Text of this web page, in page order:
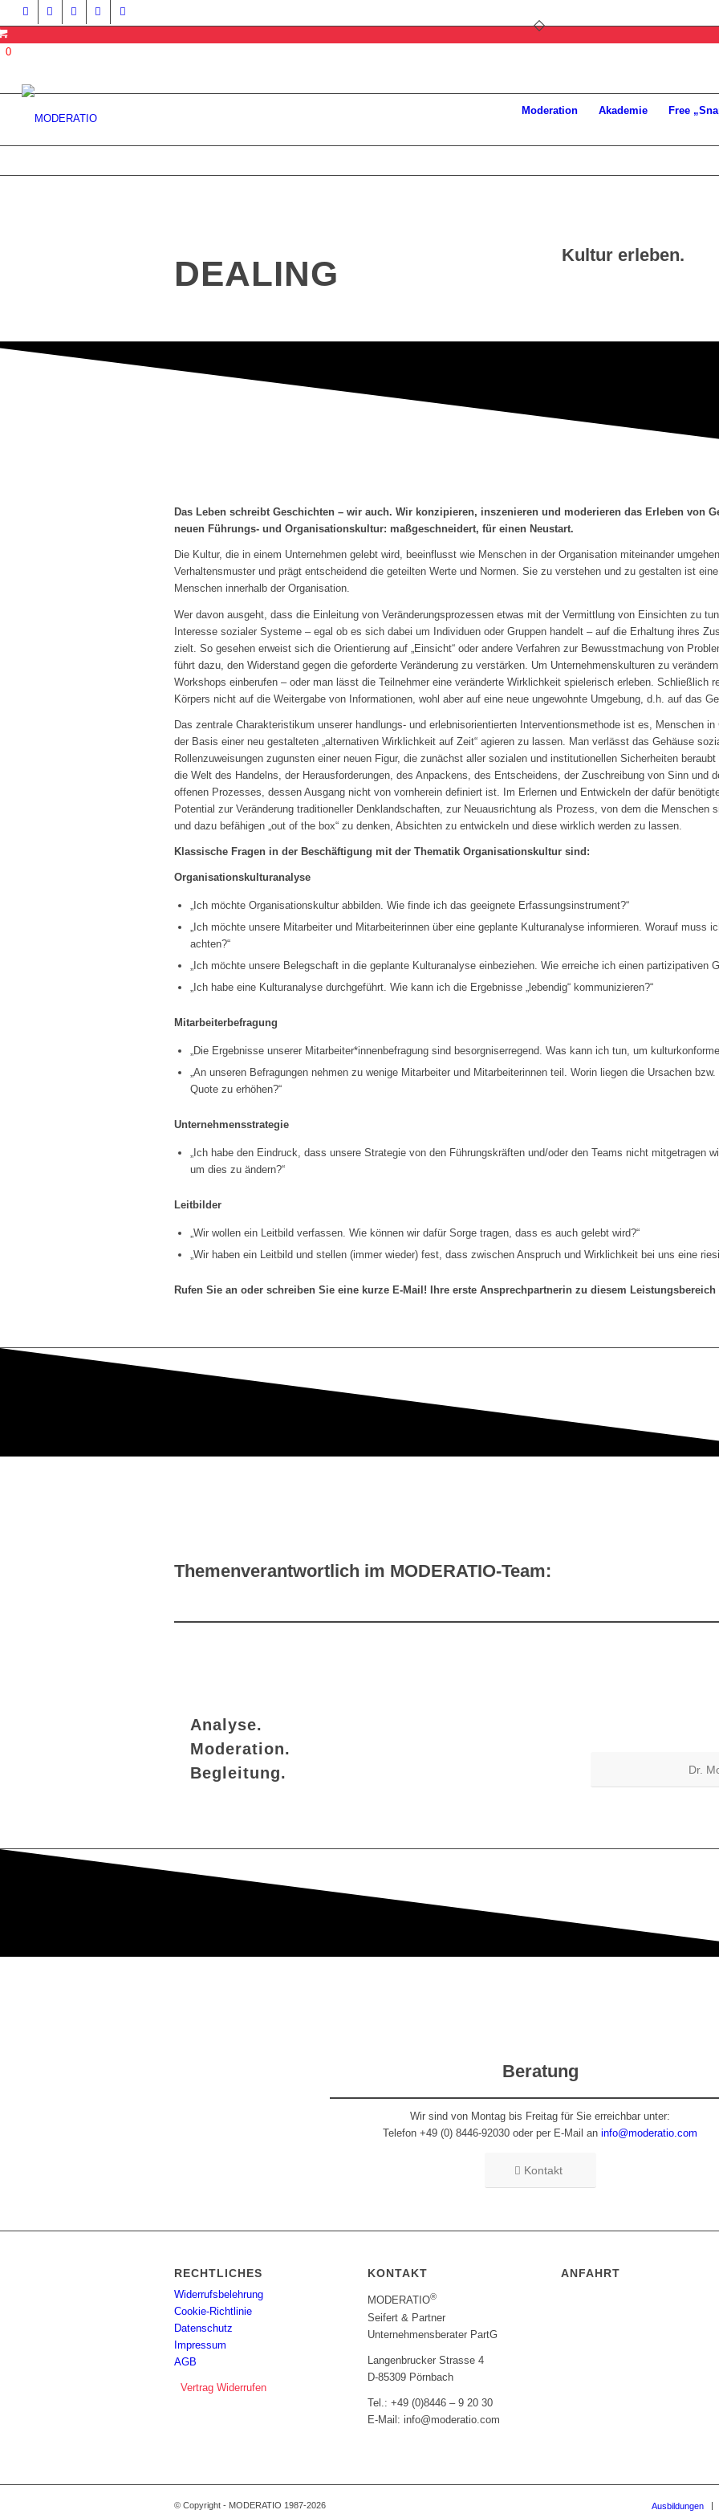
0
Moderation Akademie Free
DEALING
Kultur erleben.
Das Leben schreibt Geschichten – wir auch. Wir konzipieren, inszenieren und moderieren das Erleben von
neuen Führungs- und Organisationskultur: maßgeschneidert, für einen Neustart.
Die Kultur, die in einem Unternehmen gelebt wird, beeinflusst wie Menschen in der Organisation miteinander
Verhaltensmuster und prägt entscheidend die geteilten Werte und Normen. Sie zu verstehen und zu gestalten ist
Menschen innerhalb der Organisation.
Wer davon ausgeht, dass die Einleitung von Veränderungsprozessen etwas mit der Vermittlung von Einsichten zu
Interesse sozialer Systeme – egal ob es sich dabei um Individuen oder Gruppen handelt – auf die Erhaltung ihres
zielt. So gesehen erweist sich die Orientierung auf „Einsicht“ oder andere Verfahren zur Bewusstmachung von
führt dazu, den Widerstand gegen die geforderte Veränderung zu verstärken. Um Unternehmenskulturen zu
Workshops einberufen – oder man lässt die Teilnehmer eine veränderte Wirklichkeit spielerisch erleben. Schließlich
Körpers nicht auf die Weitergabe von Informationen, wohl aber auf eine neue ungewohnte Umgebung, d.h. auf das
Das zentrale Charakteristikum unserer handlungs- und erlebnisorientierten Interventionsmethode ist es, Menschen
der Basis einer neu gestalteten „alternativen Wirklichkeit auf Zeit“ agieren zu lassen. Man verlässt das Gehäuse
Rollenzuweisungen zugunsten einer neuen Figur, die zunächst aller sozialen und institutionellen Sicherheiten
die Welt des Handelns, der Herausforderungen, des Anpackens, des Entscheidens, der Zuschreibung von Sinn und
offenen Prozesses, dessen Ausgang nicht von vornherein definiert ist. Im Erlernen und Entwickeln der dafür
Potential zur Veränderung traditioneller Denklandschaften, zur Neuausrichtung als Prozess, von dem die Menschen
und dazu befähigen „out of the box“ zu denken, Absichten zu entwickeln und diese wirklich werden zu lassen.
Klassische Fragen in der Beschäftigung mit der Thematik Organisationskultur sind:
Organisationskulturanalyse
„Ich möchte Organisationskultur abbilden. Wie finde ich das geeignete Erfassungsinstrument?“
„Ich möchte unsere Mitarbeiter und Mitarbeiterinnen über eine geplante Kulturanalyse informieren. Worauf muss
achten?“
„Ich möchte unsere Belegschaft in die geplante Kulturanalyse einbeziehen. Wie erreiche ich einen partizipativen
„Ich habe eine Kulturanalyse durchgeführt. Wie kann ich die Ergebnisse „lebendig“ kommunizieren?“
Mitarbeiterbefragung
„Die Ergebnisse unserer Mitarbeiter*innenbefragung sind besorgniserregend. Was kann ich tun, um
„An unseren Befragungen nehmen zu wenige Mitarbeiter und Mitarbeiterinnen teil. Worin liegen die Ursachen
Quote zu erhöhen?“
Unternehmensstrategie
„Ich habe den Eindruck, dass unsere Strategie von den Führungskräften und/oder den Teams nicht mitgetragen
um dies zu ändern?“
Leitbilder
„Wir wollen ein Leitbild verfassen. Wie können wir dafür Sorge tragen, dass es auch gelebt wird?“
„Wir haben ein Leitbild und stellen (immer wieder) fest, dass zwischen Anspruch und Wirklichkeit bei uns eine
Rufen Sie an oder schreiben Sie eine kurze E-Mail! Ihre erste Ansprechpartnerin zu diesem Leistungsbereich
Themenverantwortlich im MODERATIO-Team:
Analyse.
Moderation.
Begleitung.
Dr.
Beratung
Wir sind von Montag bis Freitag für Sie erreichbar unter:
Telefon +49 (0) 8446-92030 oder per E-Mail an info@moderatio.com
Kontakt
RECHTLICHES
Widerrufsbelehrung
Cookie-Richtlinie
Datenschutz
Impressum
AGB
Vertrag Widerrufen
KONTAKT
MODERATIO®
Seifert & Partner
Unternehmensberater PartG
Langenbrucker Strasse 4
D-85309 Pörnbach
Tel.: +49 (0)8446 – 9 20 30
E-Mail: info@moderatio.com
ANFAHRT
© Copyright - MODERATIO 1987-2026 Ausbildungen